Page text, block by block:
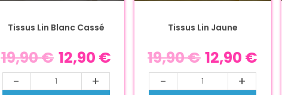
Tissus Lin Blanc Cassé
19,90€ 12,90 €
- +
Tissus Lin Jaune
19,90€ 12,90 €
- +